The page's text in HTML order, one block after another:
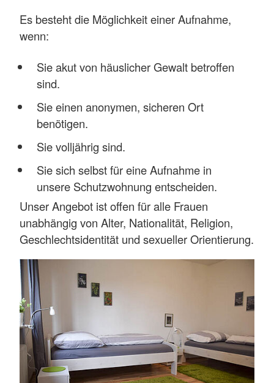
Es besteht die Möglichkeit einer Aufnahme,
wenn:
Sie akut von häuslicher Gewalt betroffen
sind.
Sie einen anonymen, sicheren Ort
benötigen.
Sie volljährig sind.
Sie sich selbst für eine Aufnahme in
unsere Schutzwohnung entscheiden.
Unser Angebot ist offen für alle Frauen
unabhängig von Alter, Nationalität, Religion,
Geschlechtsidentität und sexueller Orientierung.